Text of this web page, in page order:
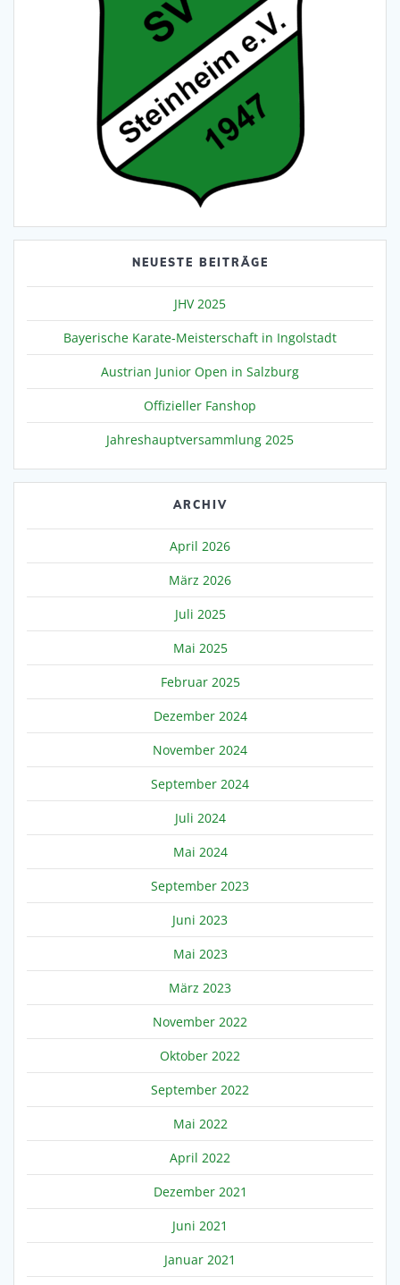
NEUESTE BEITRÄGE
JHV 2025
Bayerische Karate-Meisterschaft in Ingolstadt
Austrian Junior Open in Salzburg
Offizieller Fanshop
Jahreshauptversammlung 2025
ARCHIV
April 2026
März 2026
Juli 2025
Mai 2025
Februar 2025
Dezember 2024
November 2024
September 2024
Juli 2024
Mai 2024
September 2023
Juni 2023
Mai 2023
März 2023
November 2022
Oktober 2022
September 2022
Mai 2022
April 2022
Dezember 2021
Juni 2021
Januar 2021